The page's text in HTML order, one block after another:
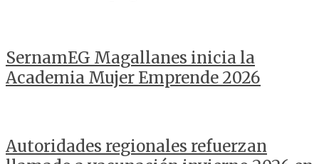
SernamEG Magallanes inicia la
Academia Mujer Emprende 2026
Autoridades regionales refuerzan